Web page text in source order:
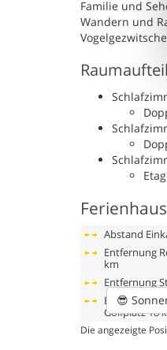
Familie und
Wandern und
Abstand
Entfernung
km
Entfernung
Entfernung
Golfplatz18
😎
Die angezeigte